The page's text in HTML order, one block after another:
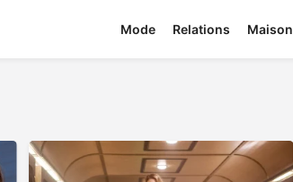
Mode Relations Maison